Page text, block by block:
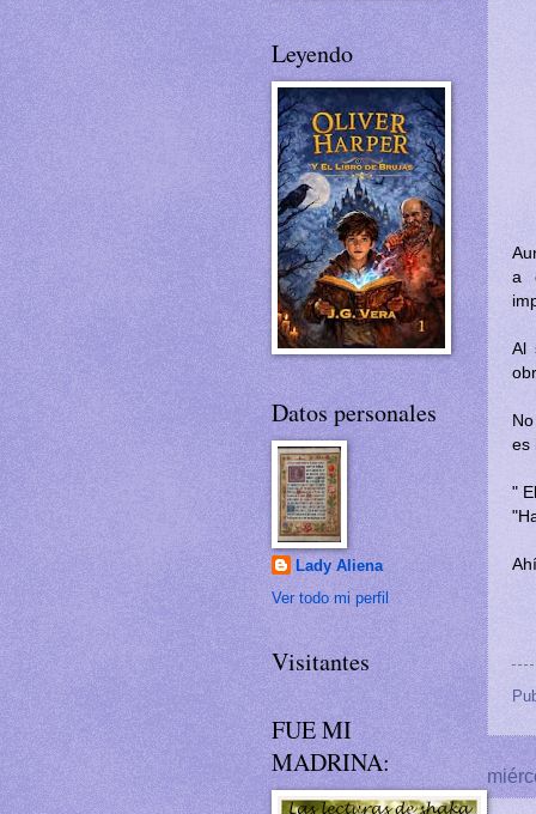
a
Al
es
"
Leyendo
Datos personales
Lady Aliena
Ver todo mi perfil
Visitantes
FUE MI
MADRINA: